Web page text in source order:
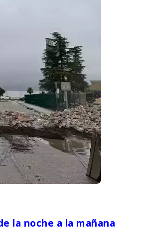
la noche a la mañana